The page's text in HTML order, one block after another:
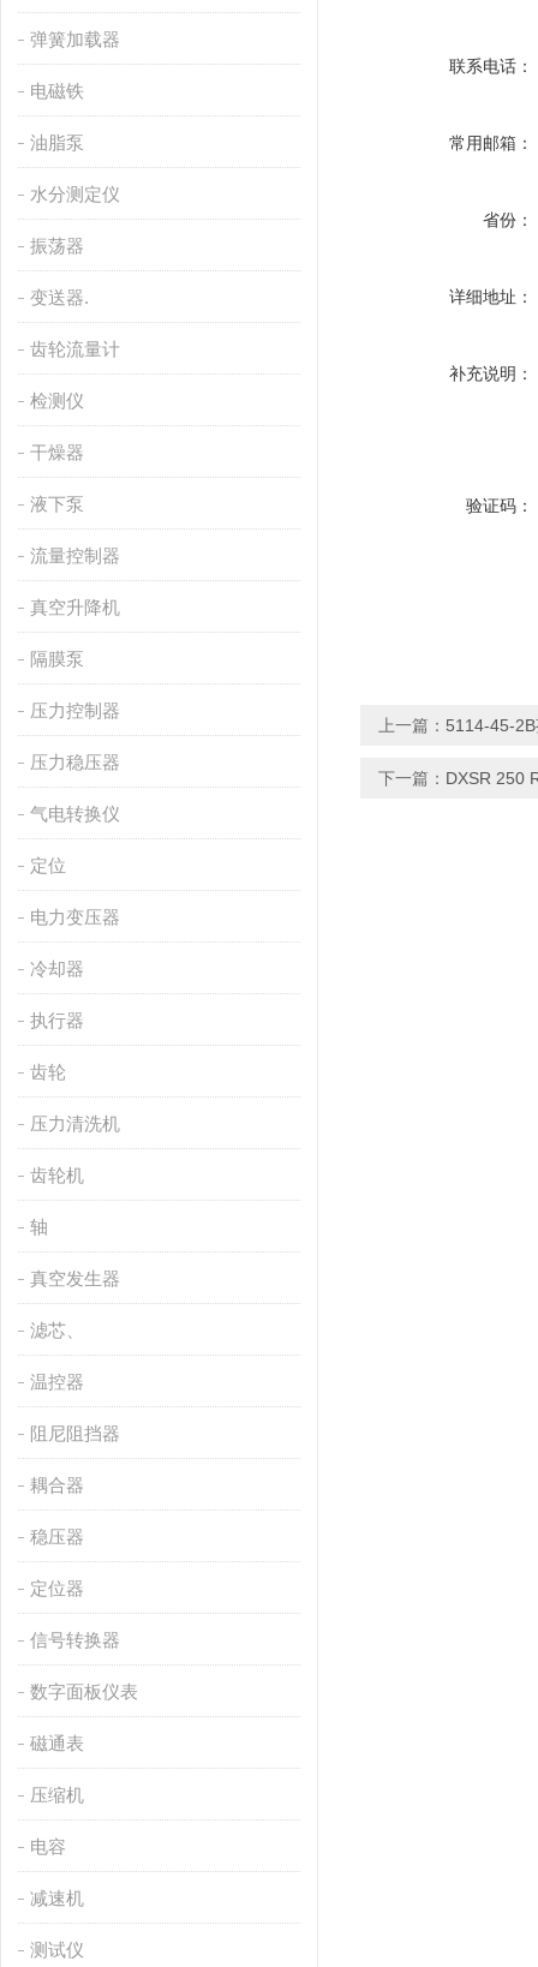
弹簧加载器
电磁铁
油脂泵
水分测定仪
振荡器
变送器.
齿轮流量计
检测仪
干燥器
液下泵
流量控制器
真空升降机
隔膜泵
压力控制器
压力稳压器
气电转换仪
定位
电力变压器
冷却器
执行器
齿轮
压力清洗机
齿轮机
轴
真空发生器
滤芯、
温控器
阻尼阻挡器
耦合器
稳压器
定位器
信号转换器
数字面板仪表
磁通表
压缩机
电容
减速机
测试仪
联系电话：
常用邮箱：
省份：
详细地址：
补充说明：
验证码：
上一篇： 5114-45-
下一篇： DXSR 250